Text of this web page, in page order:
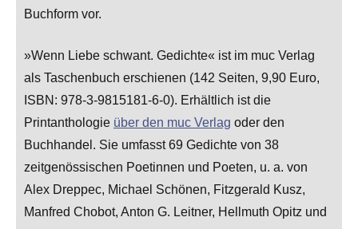
Buchform vor.
»Wenn Liebe schwant. Gedichte« ist im muc Verlag
als Taschenbuch erschienen (142 Seiten, 9,90 Euro,
ISBN: 978-3-9815181-6-0). Erhältlich ist die
Printanthologie über den muc Verlag oder den
Buchhandel. Sie umfasst 69 Gedichte von 38
zeitgenössischen Poetinnen und Poeten, u. a. von
Alex Dreppec, Michael Schönen, Fitzgerald Kusz,
Manfred Chobot, Anton G. Leitner, Hellmuth Opitz und